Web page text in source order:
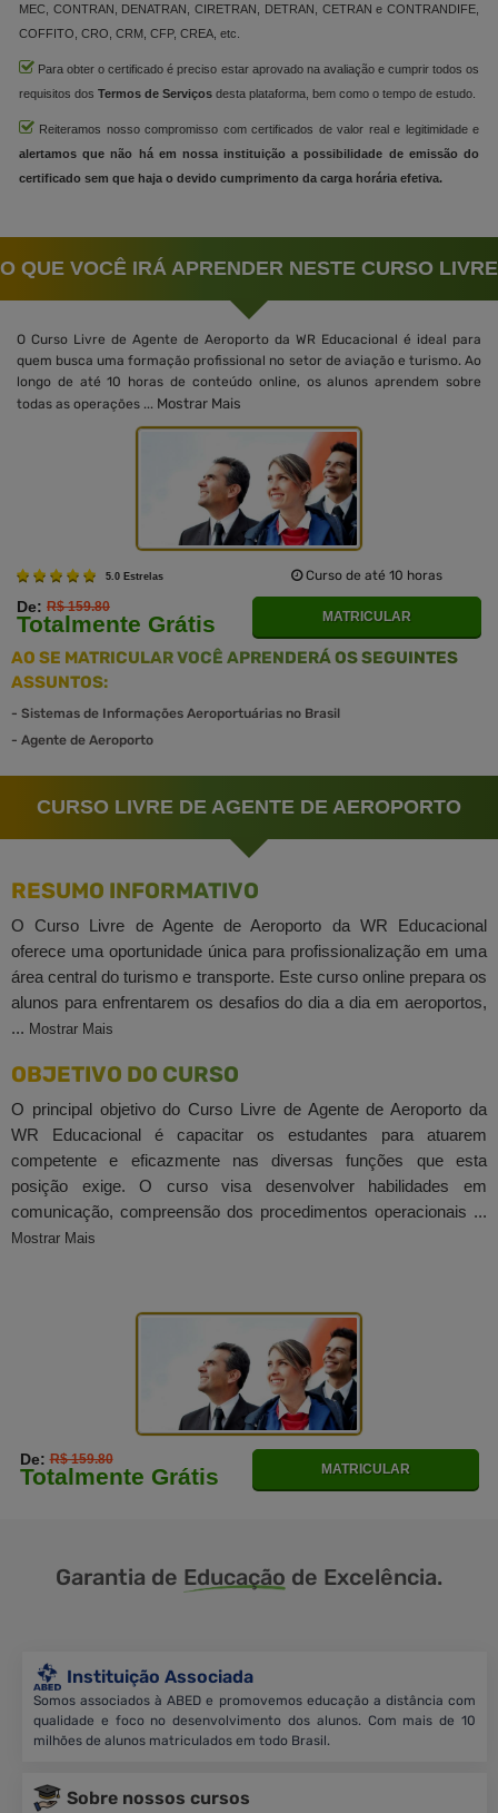
MEC, CONTRAN, DENATRAN, CIRETRAN, DETRAN, CETRAN e CONTRANDIFE,
COFFITO, CRO, CRM, CFP, CREA, etc.
Para obter o certificado é preciso estar aprovado na avaliação e cumprir todos os
requisitos dos Termos de Serviços desta plataforma, bem como o tempo de estudo.
Reiteramos nosso compromisso com certificados de valor real e legitimidade e
alertamos que não há em nossa instituição a possibilidade de emissão do
certificado sem que haja o devido cumprimento da carga horária efetiva.
O QUE VOCÊ IRÁ APRENDER NESTE CURSO LIVRE
O Curso Livre de Agente de Aeroporto da WR Educacional é ideal para
quem busca uma formação profissional no setor de aviação e turismo. Ao
longo de até 10 horas de conteúdo online, os alunos aprendem sobre
todas as operações ... Mostrar Mais
5.0 Estrelas Curso de até 10 horas
De: R$ 159.80
Totalmente Grátis MATRICULAR
AO SE MATRICULAR VOCÊ APRENDERÁ OS SEGUINTES
ASSUNTOS:
- Sistemas de Informações Aeroportuárias no Brasil
- Agente de Aeroporto
CURSO LIVRE DE AGENTE DE AEROPORTO
RESUMO INFORMATIVO
O Curso Livre de Agente de Aeroporto da WR Educacional
oferece uma oportunidade única para profissionalização em uma
área central do turismo e transporte. Este curso online prepara os
alunos para enfrentarem os desafios do dia a dia em aeroportos,
... Mostrar Mais
OBJETIVO DO CURSO
O principal objetivo do Curso Livre de Agente de Aeroporto da
WR Educacional é capacitar os estudantes para atuarem
competente e eficazmente nas diversas funções que esta
posição exige. O curso visa desenvolver habilidades em
comunicação, compreensão dos procedimentos operacionais ...
Mostrar Mais
De:R$ 159.80
Totalmente Grátis MATRICULAR
Garantia de Educação de Excelência.
Instituição Associada
Somos associados à ABED e promovemos educação a distância com
qualidade e foco no desenvolvimento dos alunos. Com mais de 10
milhões de alunos matriculados em todo Brasil.
Sobre nossos cursos